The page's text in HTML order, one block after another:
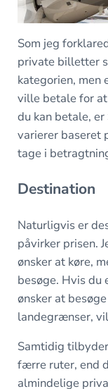
Som jeg
private billetter
kategorien, men
ville betale for
du kan betale,
varierer baseret
tage i
Destination
Naturligvis er
påvirker prisen.
ønsker at køre,
besøge. Hvis du
ønsker at besøge
landegrænser,
Samtidig
færre ruter, end
almindelige